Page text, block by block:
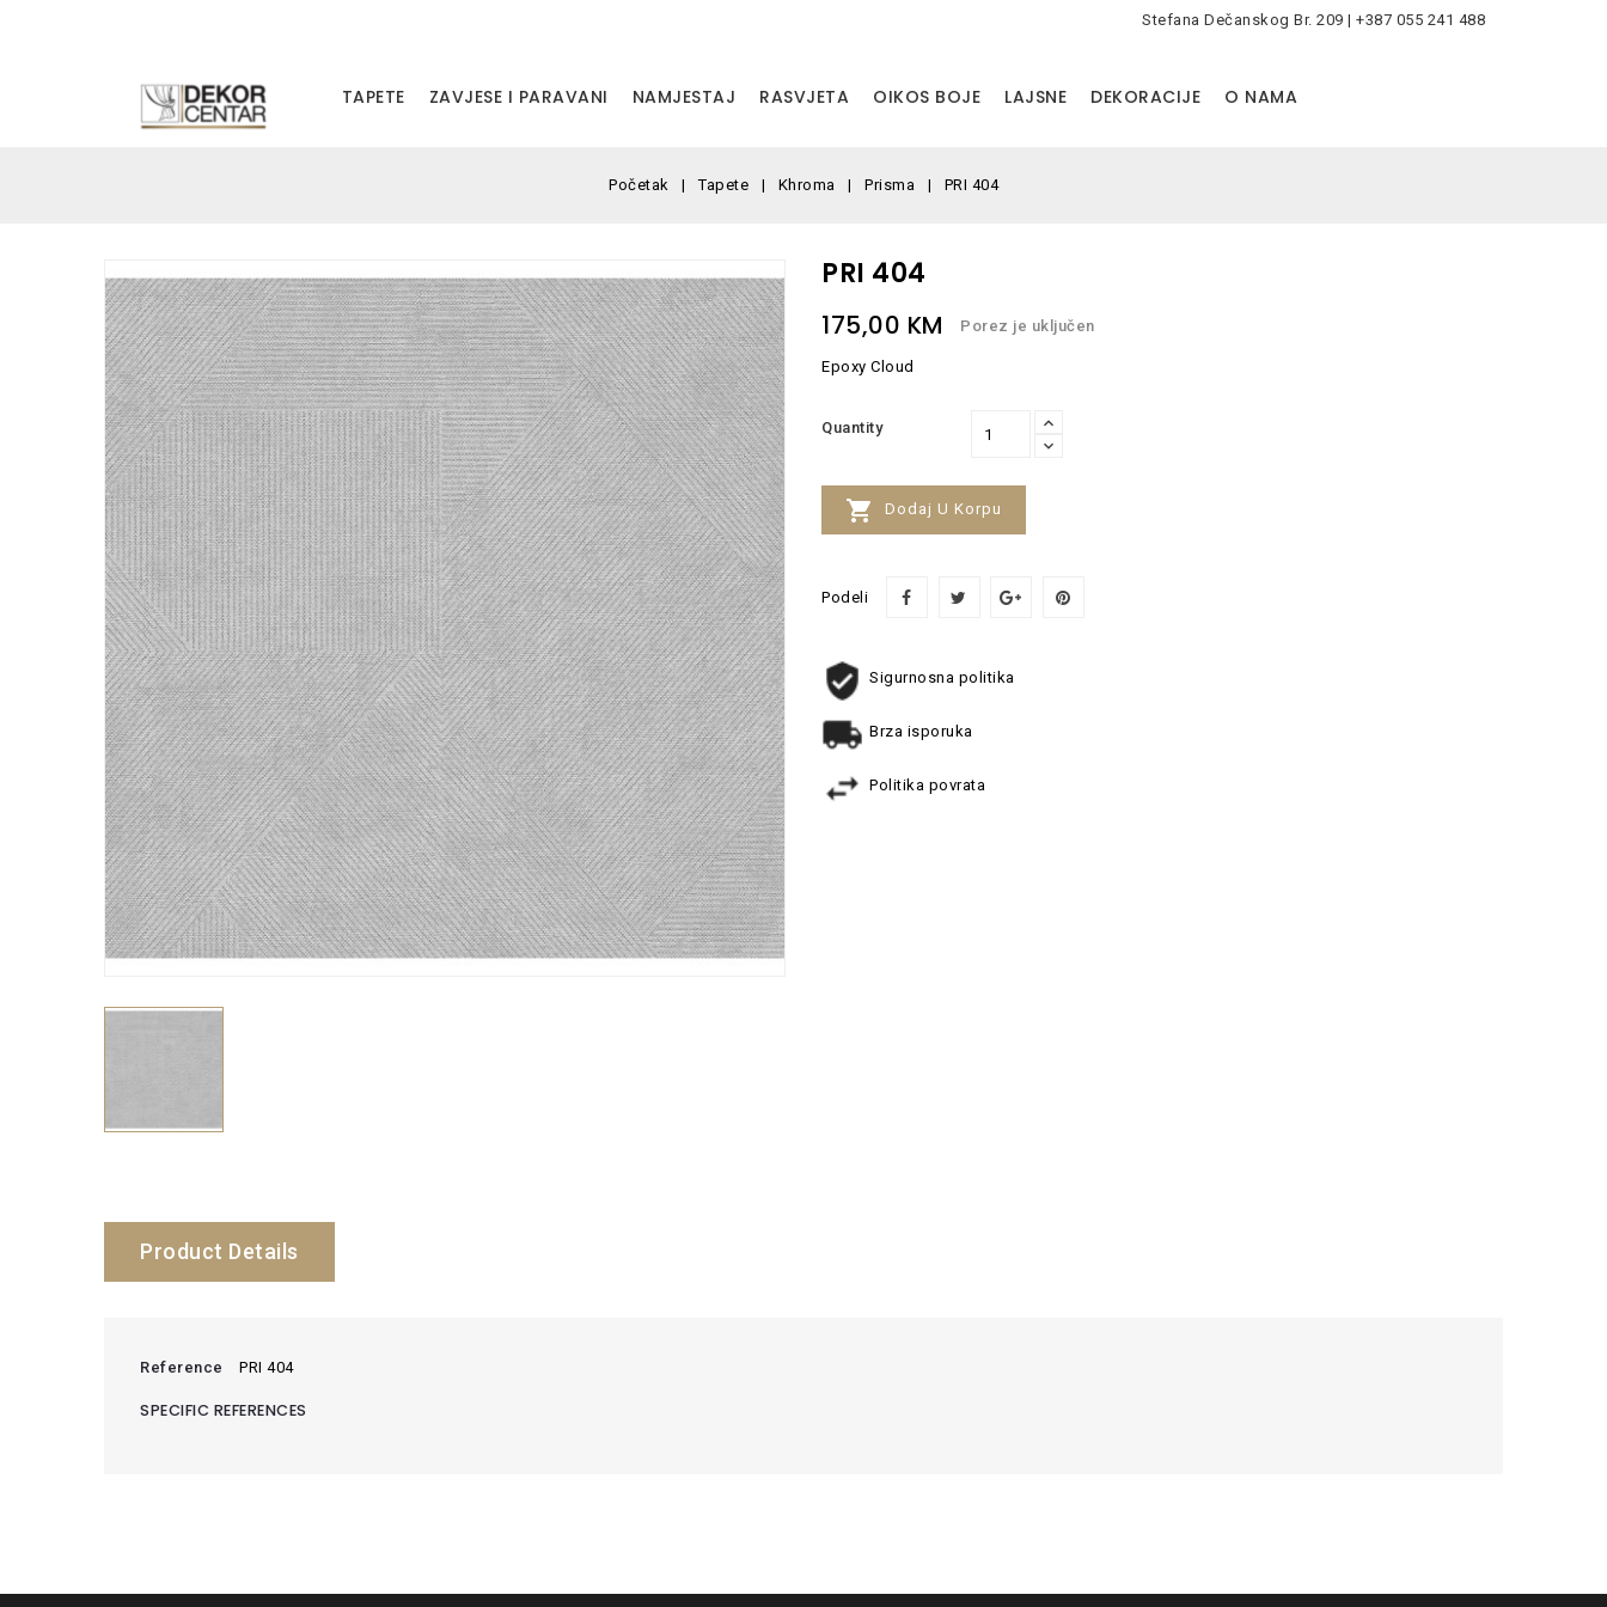
Stefana Dečanskog Br. 209 | +387 055 241 488
TAPETE ZAVJESE I PARAVANI NAMJESTAJ RASVJETA OIKOS BOJE LAJSNE DEKORACIJE O NAMA
Početak Tapete Khroma Prisma PRI 404
PRI 404
175,00 KM Porez je uključen
Epoxy Cloud
Quantity
 Dodaj U Korpu
Podeli
Sigurnosna politika
Brza isporuka
Politika povrata
Product Details
Reference PRI 404
SPECIFIC REFERENCES